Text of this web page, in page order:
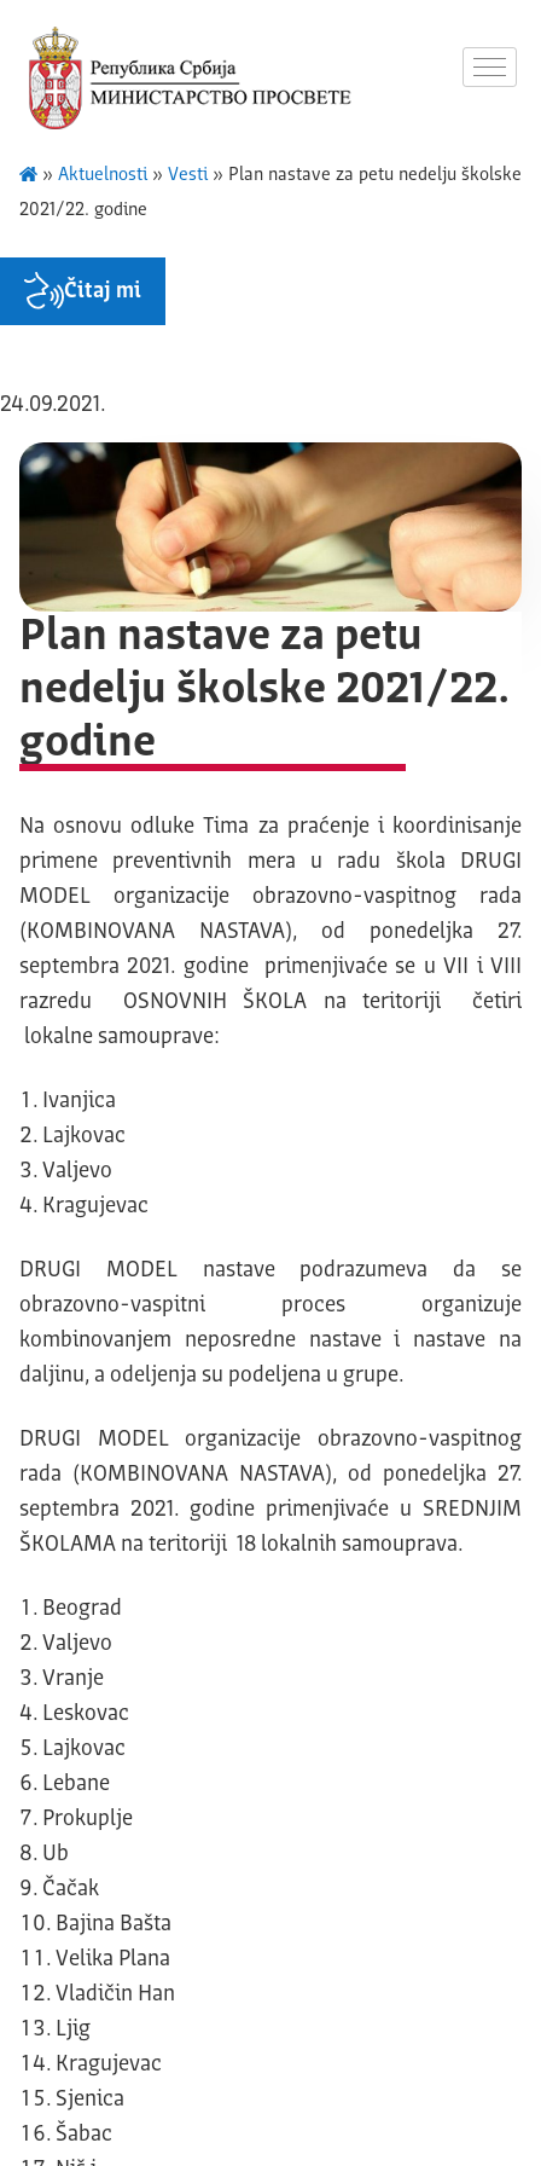
» Aktuelnosti» Vesti» Plan nastave za petu nedelju školske
2021/22. godine
Čitaj mi
24.09.2021.
Plan nastave za petu
nedelju školske 2021/22.
godine
Na osnovu odluke Tima za praćenje i koordinisanje
primene preventivnih mera u radu škola DRUGI
MODEL organizacije obrazovno-vaspitnog rada
(KOMBINOVANA NASTAVA), od ponedeljka 27.
septembra 2021. godine primenjivaće se u VII i VIII
razredu OSNOVNIH ŠKOLA na teritoriji četiri
lokalne samouprave:
Ivanjica
Lajkovac
Valjevo
Kragujevac
DRUGI MODEL nastave podrazumeva da se
obrazovno-vaspitni proces organizuje
kombinovanjem neposredne nastave i nastave na
daljinu, a odeljenja su podeljena u grupe.
DRUGI MODEL organizacije obrazovno-vaspitnog
rada (KOMBINOVANA NASTAVA), od ponedeljka 27.
septembra 2021. godine primenjivaće u SREDNJIM
ŠKOLAMA na teritoriji 18 lokalnih samouprava.
Beograd
Valjevo
Vranje
Leskovac
Lajkovac
Lebane
Prokuplje
Ub
Čačak
Bajina Bašta
Velika Plana
Vladičin Han
Ljig
Kragujevac
Sjenica
Šabac